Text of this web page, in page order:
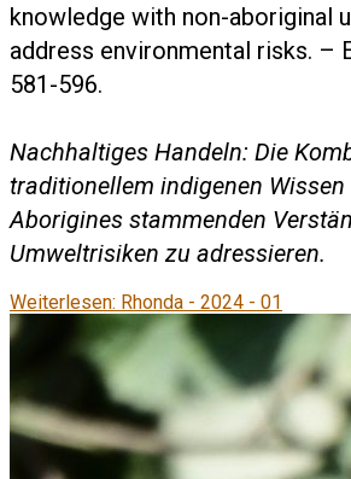
knowledge with non-aboriginal
address environmental risks. –
581-596.
Nachhaltiges Handeln: Die
traditionellem indigenen
Aborigines stammenden
Umweltrisiken zu adressieren.
Weiterlesen: Rhonda - 2024 - 01